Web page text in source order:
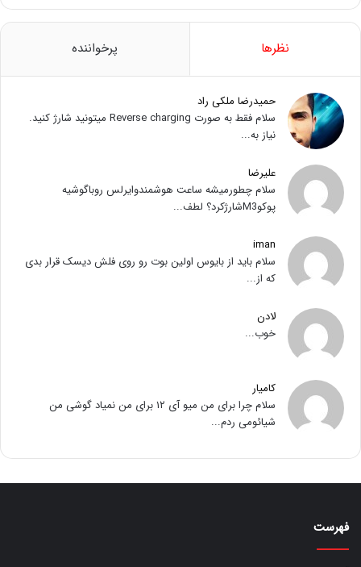
نظرها پرخواننده
حمیدرضا ملکی راد
سلام فقط به صورت Reverse charging میتونید شارژ کنید.
نیاز به...
علیرضا
سلام چطورمیشه ساعت هوشمندوایرلس روباگوشیه
پوکوM3شارژکرد؟ لطف...
iman
سلام باید از بایوس اولین بوت رو روی فلش دیسک قرار بدی
که از...
لادن
خوب...
کامیار
سلام چرا برای من میو آی ۱۲ برای من نمیاد گوشی من
شیائومی ردم...
فهرست